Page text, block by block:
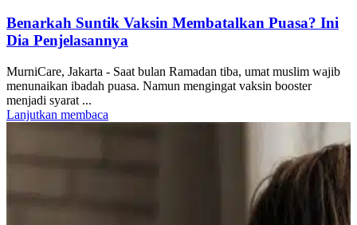
Benarkah Suntik Vaksin Membatalkan Puasa? Ini
Dia Penjelasannya
MurniCare, Jakarta - Saat bulan Ramadan tiba, umat muslim wajib
menunaikan ibadah puasa. Namun mengingat vaksin booster
menjadi syarat ...
Lanjutkan membaca